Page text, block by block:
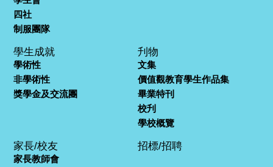
四社
制服團隊
學生成就
學術性
非學術性
獎學金及交流團
刋物
文集
價值觀教育學生作品集
畢業特刊
校刋
學校概覽
家長/校友
家長教師會
招標/招聘